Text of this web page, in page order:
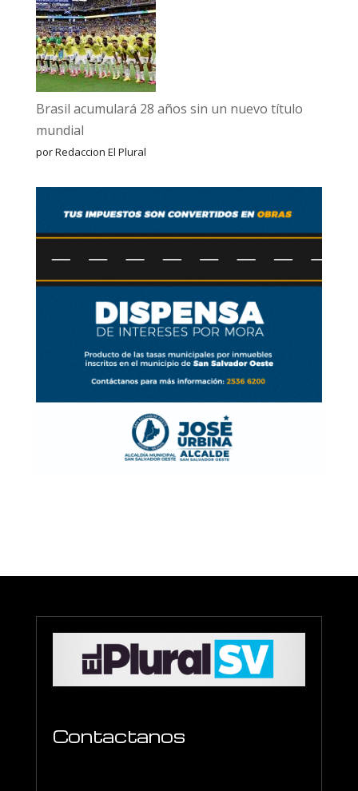
Brasil acumulará 28 años sin un nuevo título
mundial
por Redaccion El Plural
Contactanos